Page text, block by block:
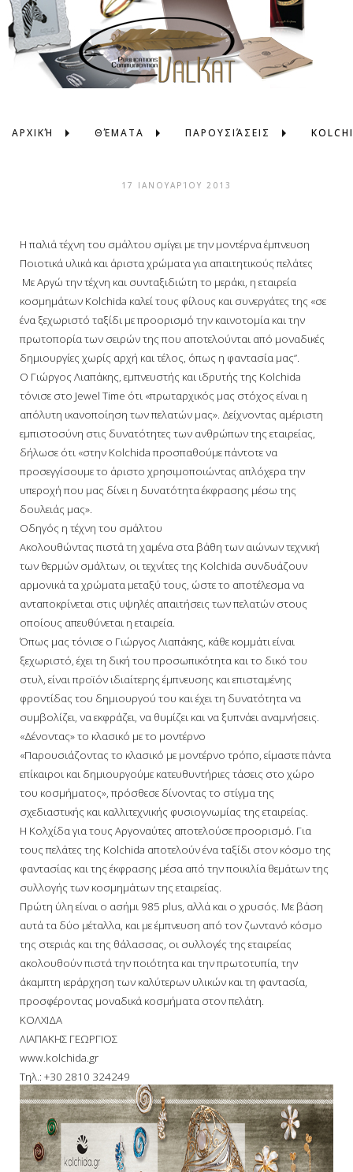
ΑΡΧΙΚΉ ΘΈΜΑΤΑ ΠΑΡΟΥΣΙΆΣΕΙΣ
17 ΙΑΝΟΥΑΡΊΟΥ 2013
Η παλιά τέχνη του σμάλτου σμίγει με την μοντέρνα έμπνευση
Ποιοτικά υλικά και άριστα χρώματα για απαιτητικούς πελάτες
Με Αργώ την τέχνη και συνταξιδιώτη το μεράκι, η εταιρεία
κοσμημάτων Kolchida καλεί τους φίλους και συνεργάτες της «σε
ένα ξεχωριστό ταξίδι με προορισμό την καινοτομία και την
πρωτοπορία των σειρών της που αποτελούνται από μοναδικές
δημιουργίες χωρίς αρχή και τέλος, όπως η φαντασία μας”.
Ο Γιώργος Λιαπάκης, εμπνευστής και ιδρυτής της Kolchida
τόνισε στο Jewel Time ότι «πρωταρχικός μας στόχος είναι η
απόλυτη ικανοποίηση των πελατών μας». Δείχνοντας αμέριστη
εμπιστοσύνη στις δυνατότητες των ανθρώπων της εταιρείας,
δήλωσε ότι «στην Kolchida προσπαθούμε πάντοτε να
προσεγγίσουμε το άριστο χρησιμοποιώντας απλόχερα την
υπεροχή που μας δίνει η δυνατότητα έκφρασης μέσω της
δουλειάς μας».
Οδηγός η τέχνη του σμάλτου
Ακολουθώντας πιστά τη χαμένα στα βάθη των αιώνων τεχνική
των θερμών σμάλτων, οι τεχνίτες της Kolchida συνδυάζουν
αρμονικά τα χρώματα μεταξύ τους, ώστε το αποτέλεσμα να
ανταποκρίνεται στις υψηλές απαιτήσεις των πελατών στους
οποίους απευθύνεται η εταιρεία.
Όπως μας τόνισε ο Γιώργος Λιαπάκης, κάθε κομμάτι είναι
ξεχωριστό, έχει τη δική του προσωπικότητα και το δικό του
στυλ, είναι προϊόν ιδιαίτερης έμπνευσης και επισταμένης
φροντίδας του δημιουργού του και έχει τη δυνατότητα να
συμβολίζει, να εκφράζει, να θυμίζει και να ξυπνάει αναμνήσεις.
«Δένοντας» το κλασικό με το μοντέρνο
«Παρουσιάζοντας το κλασικό με μοντέρνο τρόπο, είμαστε πάντα
επίκαιροι και δημιουργούμε κατευθυντήριες τάσεις στο χώρο
του κοσμήματος», πρόσθεσε δίνοντας το στίγμα της
σχεδιαστικής και καλλιτεχνικής φυσιογνωμίας της εταιρείας.
Η Κολχίδα για τους Αργοναύτες αποτελούσε προορισμό. Για
τους πελάτες της Kolchida αποτελούν ένα ταξίδι στον κόσμο της
φαντασίας και της έκφρασης μέσα από την ποικιλία θεμάτων της
συλλογής των κοσμημάτων της εταιρείας.
Πρώτη ύλη είναι ο ασήμι 985 plus, αλλά και ο χρυσός. Με βάση
αυτά τα δύο μέταλλα, και με έμπνευση από τον ζωντανό κόσμο
της στεριάς και της θάλασσας, οι συλλογές της εταιρείας
ακολουθούν πιστά την ποιότητα και την πρωτοτυπία, την
άκαμπτη ιεράρχηση των καλύτερων υλικών και τη φαντασία,
προσφέροντας μοναδικά κοσμήματα στον πελάτη.
ΚΟΛΧΙΔΑ
ΛΙΑΠΑΚΗΣ ΓΕΩΡΓΙΟΣ
www.kolchida.gr
Τηλ.: +30 2810 324249